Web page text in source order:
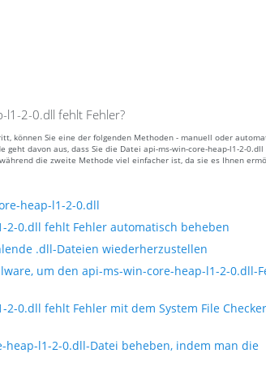
l1-2-0.dll fehlt Fehler?
können Sie eine der folgenden Methoden - manuell oder
davon aus, dass Sie die Datei api-ms-win-core-heap-l1-2-
die zweite Methode viel einfacher ist, da sie es Ihnen
heap-l1-2-0.dll
2-0.dll fehlt Fehler automatisch beheben
.dll-Dateien wiederherzustellen
um den api-ms-win-core-heap-l1-2-0.dll-
0.dll fehlt Fehler mit dem System File Checker
heap-l1-2-0.dll-Datei beheben, indem man die